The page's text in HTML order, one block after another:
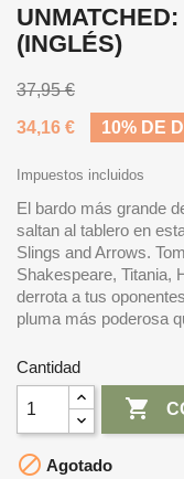
(INGLÉS)
37,95 €
34,16 €
10% DE
Impuestos incluidos
El bardo más grande
saltan al tablero en
Slings and Arrows.
Shakespeare, Titania,
derrota a tus
pluma más poderosa
Cantidad

 Agotado